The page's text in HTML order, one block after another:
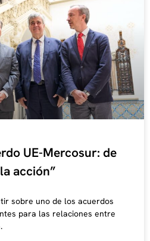
UE-Mercosur: de
acción”
sobre uno de los acuerdos
para las relaciones entre